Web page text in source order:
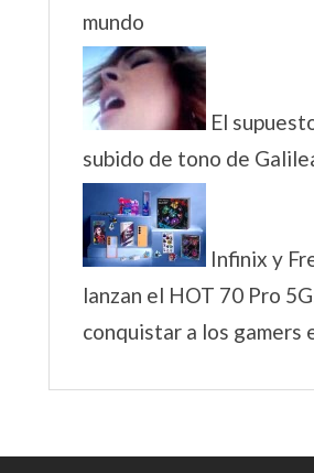
mundo
El
subido de tono de
Infinix y
lanzan el HOT 70 Pro
conquistar a los gamers